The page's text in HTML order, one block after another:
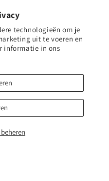
technologieën om je
uit te voeren en
informatie in ons